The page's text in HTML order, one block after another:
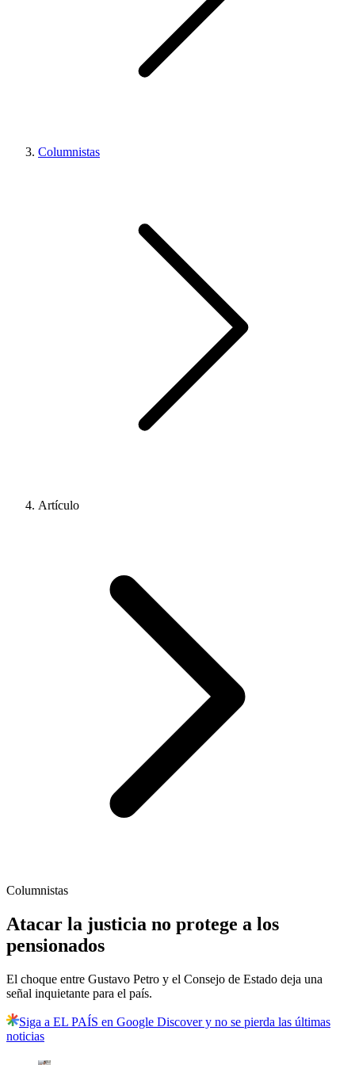
Columnistas
Artículo
Columnistas
Atacar la justicia no protege a los
pensionados
El choque entre Gustavo Petro y el Consejo de Estado deja una
señal inquietante para el país.
Siga a EL PAÍS en Google Discover y no se pierda las últimas
noticias